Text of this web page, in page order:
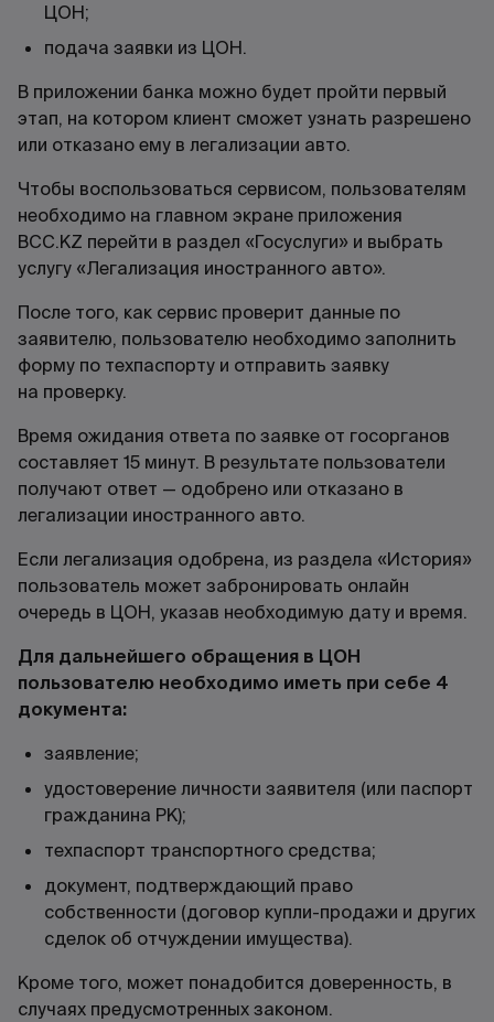
ЦОН;
подача заявки из ЦОН.
В приложении банка можно будет пройти первый
этап, на котором клиент сможет узнать разрешено
или отказано ему в легализации авто.
Чтобы воспользоваться сервисом, пользователям
необходимо на главном экране приложения
BCC.KZ перейти в раздел «Госуслуги» и выбрать
услугу «Легализация иностранного авто».
После того, как сервис проверит данные по
заявителю, пользователю необходимо заполнить
форму по техпаспорту и отправить заявку
на проверку.
Время ожидания ответа по заявке от госорганов
составляет 15 минут. В результате пользователи
получают ответ — одобрено или отказано в
легализации иностранного авто.
Если легализация одобрена, из раздела «История»
пользователь может забронировать онлайн
очередь в ЦОН, указав необходимую дату и время.
Для дальнейшего обращения в ЦОН
пользователю необходимо иметь при себе 4
документа:
заявление;
удостоверение личности заявителя (или паспорт
гражданина РК);
техпаспорт транспортного средства;
документ, подтверждающий право
собственности (договор купли-продажи и других
сделок об отчуждении имущества).
Кроме того, может понадобится доверенность, в
случаях предусмотренных законом.